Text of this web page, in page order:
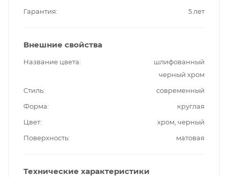
Гарантия 5 лет
Внешние свойства
Название цвета
шлифованный
черный хром
Стиль
современный
Форма
круглая
Цвет
хром, черный
Поверхность
матовая
Технические характеристики